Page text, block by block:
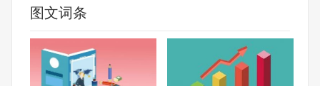
图文词条